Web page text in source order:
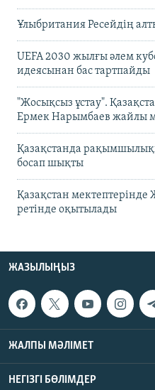
Ұлыбритания Ресейдің
UEFA 2030 жылғы әлем
идеясынан бас тартпайды
"Жосықсыз ұстау".
Ермек Нарымбаев жайлы
Қазақстанда
босап шықты
Қазақстан мектептерінде
ретінде оқытылады
ЖАЗЫЛЫҢЫЗ
ЖАЛПЫ МӘЛІМЕТ
НЕГІЗГІ БӨЛІМДЕР